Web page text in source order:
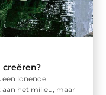
een lonende
het milieu, maar